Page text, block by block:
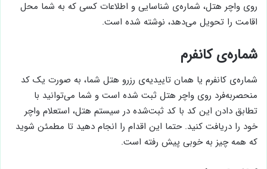
روی واچر هتل، شماره‌ی شناسایی و اطلاعات کسی که به شما محل
اقامت را تحویل می‌دهد، نوشته شده است.
شماره‌ی کانفرم
شماره‌ی کانفرم یا همان تاییدیه‌ی رزرو هتل شما، به صورت یک کد
منحصربه‌فرد روی واچر هتل ثبت شده است و شما می‌توانید با
تطابق دادن این کد با کد ثبت‌شده در سیستم هتل، استعلام واچر
خود را دریافت کنید. حتما این اقدام را انجام دهید تا مطمئن شوید
که همه چیز به خوبی پیش رفته است.